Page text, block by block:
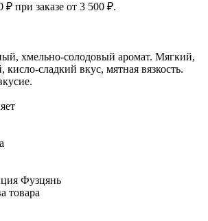
при заказе от 3 500 ₽.
хмельно-солодовый аромат. Мягкий,
сладкий вкус, мятная вязкость.
Фузцянь
товара